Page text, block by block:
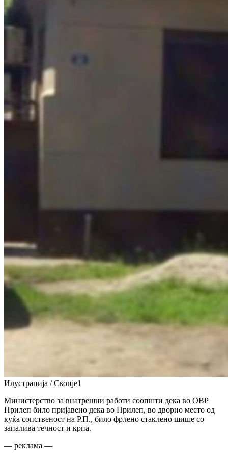
Илустрација / Скопје1
Министерство за внатрешни работи соопшти дека во ОВР
Прилеп било пријавено дека во Прилеп, во дворно место од
куќа сопственост на Р.П., било фрлено стаклено шише со
запалива течност и крпа.
— реклама —